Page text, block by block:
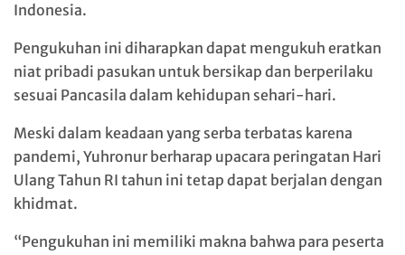
Indonesia.
Pengukuhan ini diharapkan dapat mengukuh eratkan
niat pribadi pasukan untuk bersikap dan berperilaku
sesuai Pancasila dalam kehidupan sehari-hari.
Meski dalam keadaan yang serba terbatas karena
pandemi, Yuhronur berharap upacara peringatan Hari
Ulang Tahun RI tahun ini tetap dapat berjalan dengan
khidmat.
“Pengukuhan ini memiliki makna bahwa para peserta